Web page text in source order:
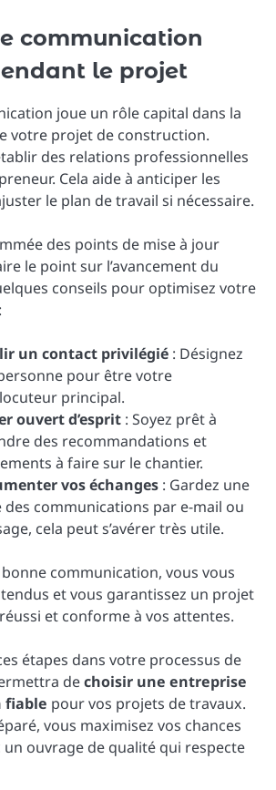
communication
le projet
joue un rôle capital dans la
votre projet de construction.
des relations professionnelles
Cela aide à anticiper les
le plan de travail si nécessaire.
des points de mise à jour
le point sur l’avancement du
conseils pour optimisez votre
un contact privilégié : Désignez
pour être votre
principal.
ouvert d’esprit : Soyez prêt à
des recommandations et
à faire sur le chantier.
vos échanges : Gardez une
des communications par e-mail ou
cela peut s’avérer très utile.
communication, vous vous
et vous garantissez un projet
et conforme à vos attentes.
étapes dans votre processus de
dechoisir une entreprise
fiable pour vos projets de travaux.
vous maximisez vos chances
un ouvrage de qualité qui respecte